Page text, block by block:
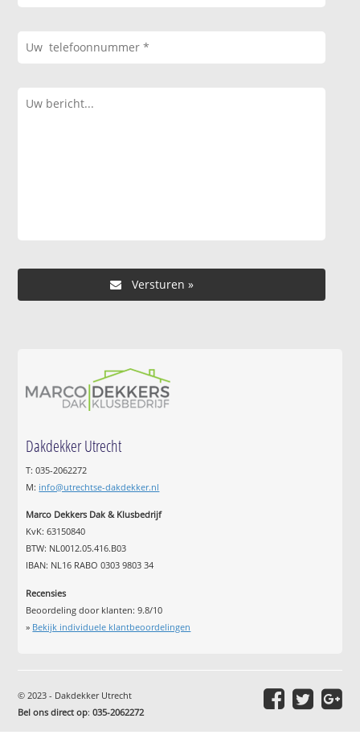
Dakdekker Utrecht
T: 035-2062272
M: info@utrechtse-dakdekker.nl
Marco Dekkers Dak & Klusbedrijf
KvK: 63150840
BTW: NL0012.05.416.B03
IBAN: NL16 RABO 0303 9803 34
Recensies
Beoordeling door klanten:9.8/10
» Bekijk individuele klantbeoordelingen
© 2023 - Dakdekker Utrecht
Bel ons direct op:035-2062272